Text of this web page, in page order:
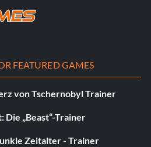
FEATURED GAMES
von Tschernobyl Trainer
Die „Beast“-Trainer
Zeitalter - Trainer